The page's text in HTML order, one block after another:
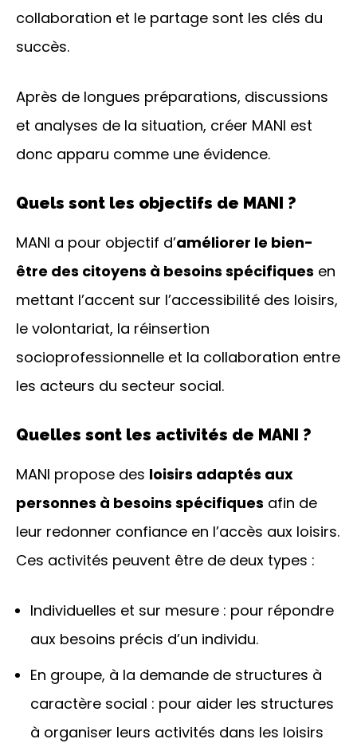
collaboration et le partage sont les clés du
succès.
Après de longues préparations, discussions
et analyses de la situation, créer MANI est
donc apparu comme une évidence.
Quels sont les objectifs de MANI ?
MANI a pour objectif d’améliorer le bien-
être des citoyens à besoins spécifiques en
mettant l’accent sur l’accessibilité des loisirs,
le volontariat, la réinsertion
socioprofessionnelle et la collaboration entre
les acteurs du secteur social.
Quelles sont les activités de MANI ?
MANI propose des loisirs adaptés aux
personnes à besoins spécifiques afin de
leur redonner confiance en l’accès aux loisirs.
Ces activités peuvent être de deux types :
Individuelles et sur mesure : pour répondre
aux besoins précis d’un individu.
En groupe, à la demande de structures à
caractère social : pour aider les structures
à organiser leurs activités dans les loisirs